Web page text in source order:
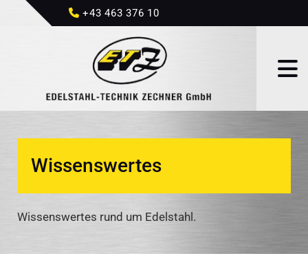
 +43 463 376 10
Wissenswertes
Wissenswertes rund um Edelstahl.